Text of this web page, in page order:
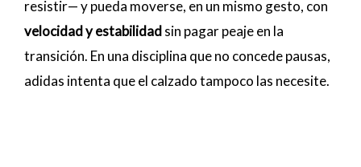
resistir— y pueda moverse, en un mismo gesto, con
velocidad y estabilidad sin pagar peaje en la
transición. En una disciplina que no concede pausas,
adidas intenta que el calzado tampoco las necesite.